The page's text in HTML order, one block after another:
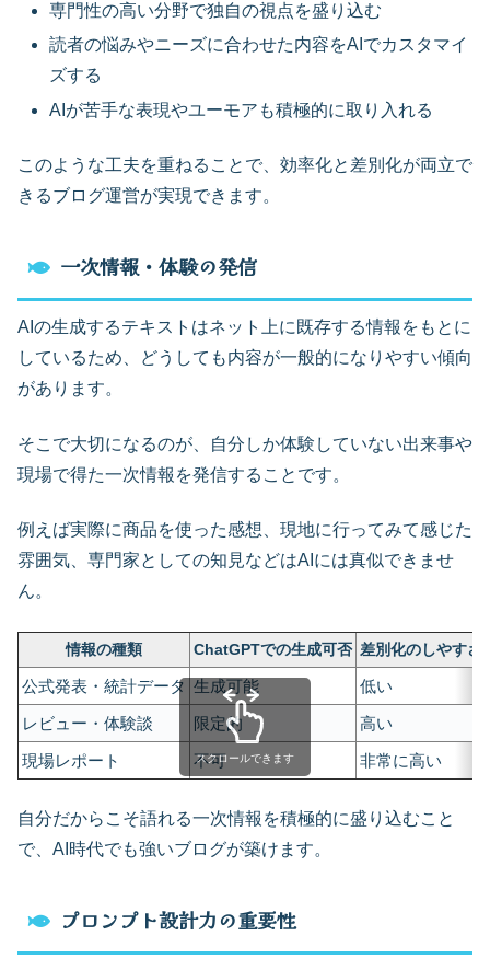
専門性の高い分野で独自の視点を盛り込む
読者の悩みやニーズに合わせた内容をAIでカスタマイ
ズする
AIが苦手な表現やユーモアも積極的に取り入れる
このような工夫を重ねることで、効率化と差別化が両立で
きるブログ運営が実現できます。
一次情報・体験の発信
AIの生成するテキストはネット上に既存する情報をもとに
しているため、どうしても内容が一般的になりやすい傾向
があります。
そこで大切になるのが、自分しか体験していない出来事や
現場で得た一次情報を発信することです。
例えば実際に商品を使った感想、現地に行ってみて感じた
雰囲気、専門家としての知見などはAIには真似できませ
ん。
情報の種類 ChatGPTでの生成可否 差別化のしやすさ
公式発表・統計データ 生成可能
低い
レビュー・体験談
限定的
高い
現場レポート
不可 非常に高い
スクロールできます
自分だからこそ語れる一次情報を積極的に盛り込むこと
で、AI時代でも強いブログが築けます。
プロンプト設計力の重要性